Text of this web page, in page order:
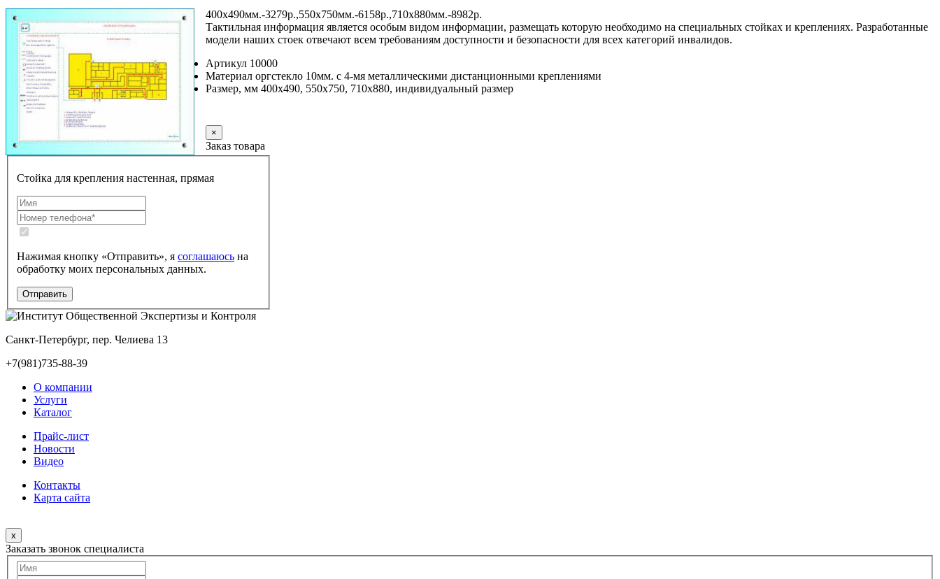
400х490мм.-3279р.,550х750мм.-6158р.,710х880мм.-8982р.
Тактильная информация является особым видом информации, размещать которую необходимо на специальных стойках и креплениях. Разработанные
модели наших стоек отвечают всем требованиям доступности и безопасности для всех категорий инвалидов.
Артикул 10000
Материал оргстекло 10мм. с 4-мя металлическими дистанционными креплениями
Размер, мм 400х490, 550х750, 710х880, индивидуальный размер
×
Заказ товара
Стойка для крепления настенная, прямая
Нажимая кнопку «Отправить», я соглашаюсь на
обработку моих персональных данных.
Санкт-Петербург, пер. Челиева 13
+7(981)735-88-39
О компании
Услуги
Каталог
Прайс-лист
Новости
Видео
Контакты
Карта сайта
x
Заказать звонок специалиста